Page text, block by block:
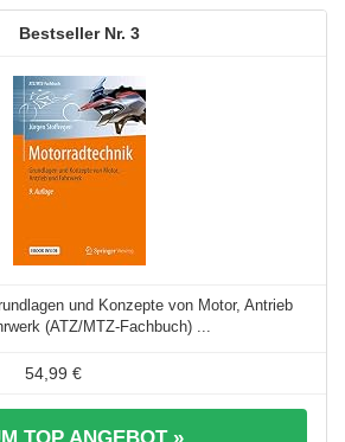
3
und Konzepte von Motor, Antrieb
(ATZ/MTZ-Fachbuch) ...
54,99 €